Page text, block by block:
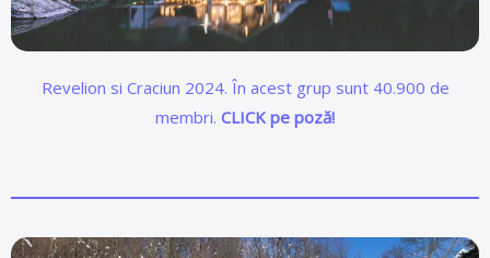
Revelion si Craciun 2024. În acest grup sunt 40.900 de
membri. CLICK pe poză!